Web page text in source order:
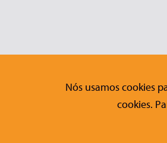
Editora
Sobre a
Nós usamos cookies
cookies.